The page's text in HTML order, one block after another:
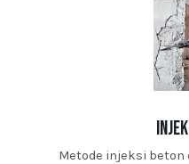
Metode injeksi beton